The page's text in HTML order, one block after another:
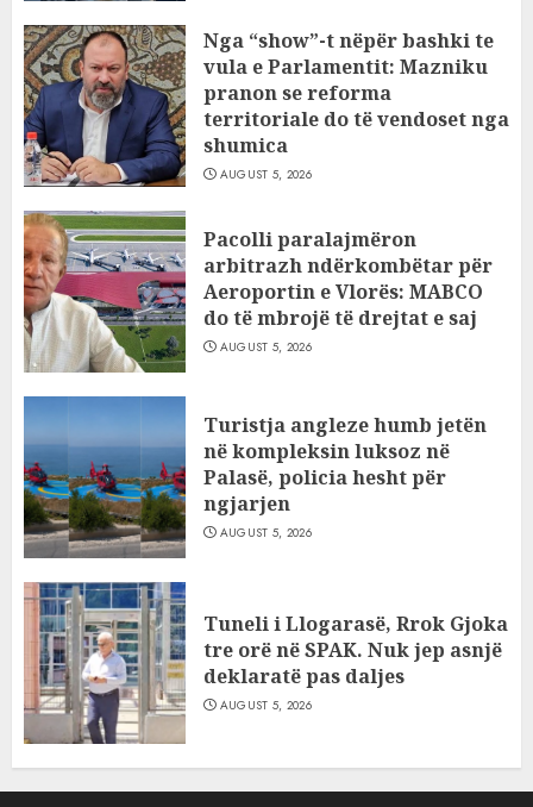
Nga “show”-t nëpër bashki te
vula e Parlamentit: Mazniku
pranon se reforma
territoriale do të vendoset nga
shumica
AUGUST 5, 2026
Pacolli paralajmëron
arbitrazh ndërkombëtar për
Aeroportin e Vlorës: MABCO
do të mbrojë të drejtat e saj
AUGUST 5, 2026
Turistja angleze humb jetën
në kompleksin luksoz në
Palasë, policia hesht për
ngjarjen
AUGUST 5, 2026
Tuneli i Llogarasë, Rrok Gjoka
tre orë në SPAK. Nuk jep asnjë
deklaratë pas daljes
AUGUST 5, 2026